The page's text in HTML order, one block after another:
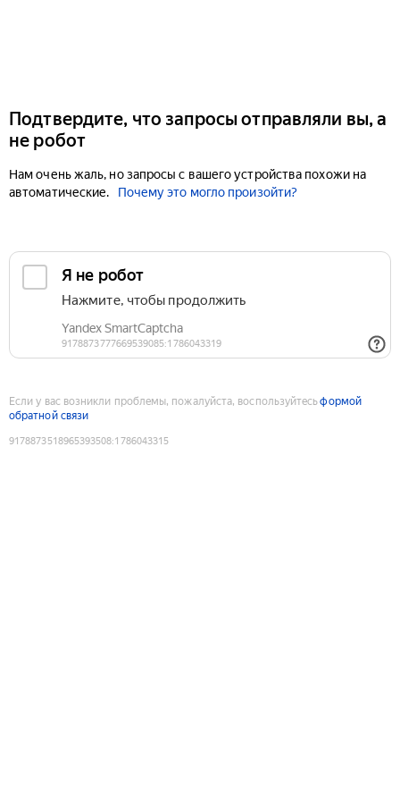
Подтвердите, что запросы отправляли вы, а
не робот
Нам очень жаль, но запросы с вашего устройства похожи на
автоматические.
Почему это могло произойти?
Если у вас возникли проблемы, пожалуйста, воспользуйтесьформой
обратной связи
9178873518965393508:1786043315